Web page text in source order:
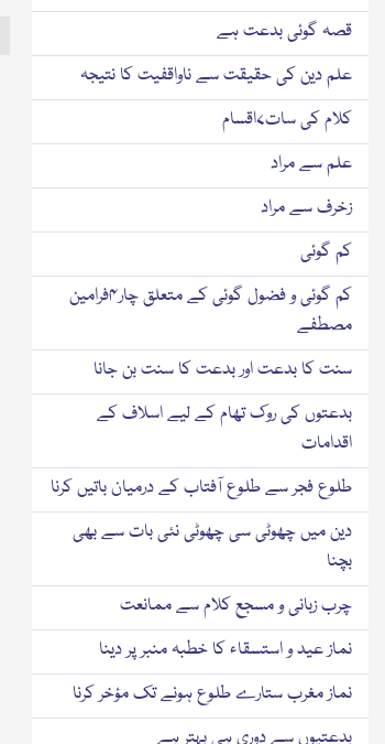
قصہ گوئی بدعت ہے
علم دین کی حقیقت سے ناواقفیت کا نتیجہ
کلام کی سات۷اقسام
علم سے مراد
زخرف سے مراد
کم گوئی
کم گوئی و فضول گوئی کے متعلق چار۴فرامین
مصطفے
سنت کا بدعت اور بدعت کا سنت بن جانا
بدعتوں کی روک تھام کے لیے اسلاف کے
اقدامات
طلوع فجر سے طلوع آفتاب کے درمیان باتیں کرنا
دین میں چھوٹی سی چھوٹی نئی بات سے بھی
بچنا
چرب زبانی و مسجع کلام سے ممانعت
نماز عید و استسقاء کا خطبہ منبر پر دینا
نماز مغرب ستارے طلوع ہونے تک مؤخر کرنا
بدعتیوں سے دوری ہی بہتر ہے